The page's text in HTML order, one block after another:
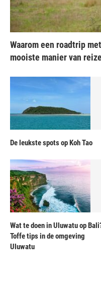
Waarom een roadtrip
mooiste manier van
De leukste spots op Koh Tao
Wat te doen in Uluwatu op
Toffe tips in de omgeving
Uluwatu